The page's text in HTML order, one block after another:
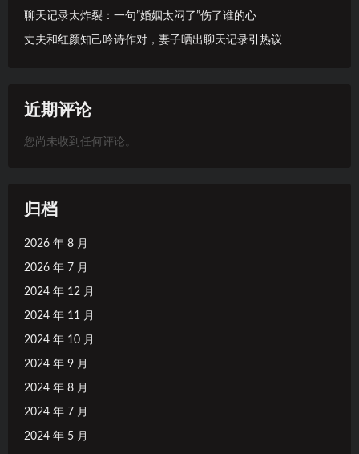
聊天记录太炸裂：一句”婚姻太闷了”伤了谁的心
丈夫和红颜知己吟诗作对，妻子晒出聊天记录引热议
近期评论
您尚未收到任何评论。
归档
2026 年 8 月
2026 年 7 月
2024 年 12 月
2024 年 11 月
2024 年 10 月
2024 年 9 月
2024 年 8 月
2024 年 7 月
2024 年 5 月